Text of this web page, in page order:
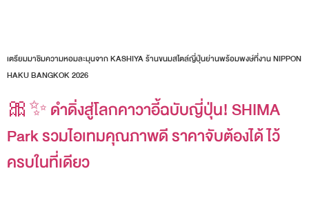
เตรียมมาชิมความหอมละมุนจาก KASHIYA ร้านขนมสไตล์ญี่ปุ่นย่านพร้อมพงษ์ที่งาน NIPPON
HAKU BANGKOK 2026
🎀✨ ดำดิ่งสู่โลกคาวาอี้ฉบับญี่ปุ่น! SHIMA
Park รวมไอเทมคุณภาพดี ราคาจับต้องได้ ไว้
ครบในที่เดียว